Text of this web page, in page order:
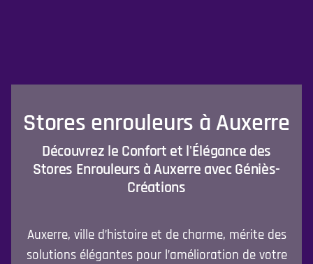
Stores enrouleurs à Auxerre
Découvrez le Confort et l'Élégance des
Stores Enrouleurs à Auxerre avec Géniès-
Créations
Auxerre, ville d’histoire et de charme, mérite des
solutions élégantes pour l’amélioration de votre